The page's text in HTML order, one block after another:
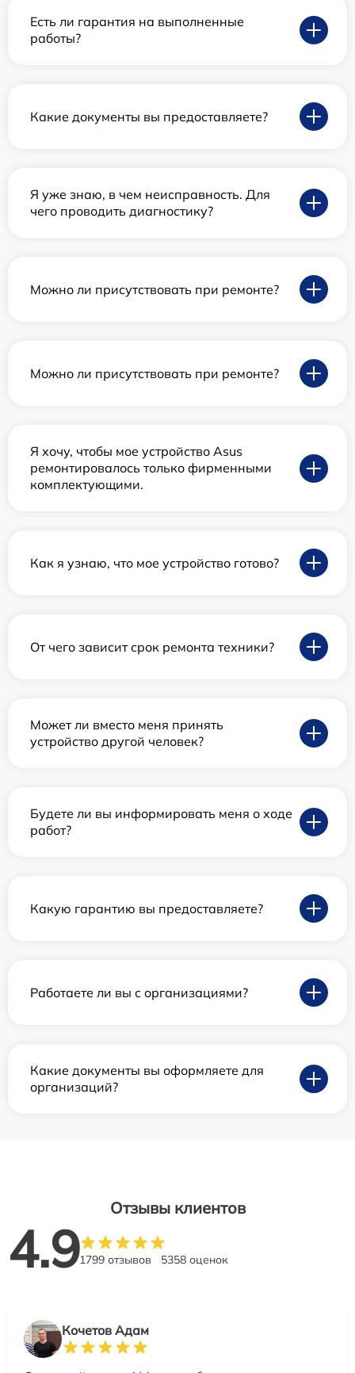
Есть ли гарантия на выполненные
работы?
Какие документы вы предоставляете?
Я уже знаю, в чем неисправность. Для
чего проводить диагностику?
Можно ли присутствовать при ремонте?
Можно ли присутствовать при ремонте?
Я хочу, чтобы мое устройство Asus
ремонтировалось только фирменными
комплектующими.
Как я узнаю, что мое устройство готово?
От чего зависит срок ремонта техники?
Может ли вместо меня принять
устройство другой человек?
Будете ли вы информировать меня о ходе
работ?
Какую гарантию вы предоставляете?
Работаете ли вы с организациями?
Какие документы вы оформляете для
организаций?
Отзывы клиентов
4.91799 отзывов 5358 оценок
Кочетов Адам